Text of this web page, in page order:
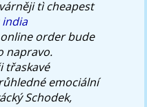
tì cheapest
india
order bude
napravo.
třaskavé
emociální
Schodek,